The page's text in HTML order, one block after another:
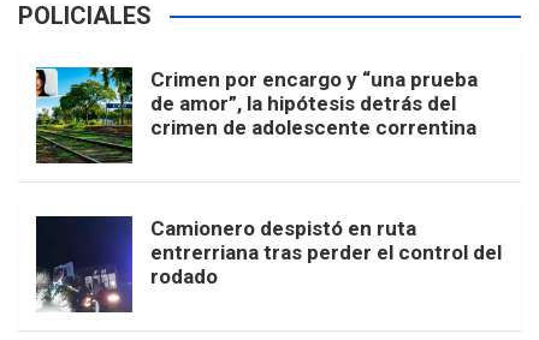
POLICIALES
Crimen por encargo y “una prueba
de amor”, la hipótesis detrás del
crimen de adolescente correntina
Camionero despistó en ruta
entrerriana tras perder el control del
rodado